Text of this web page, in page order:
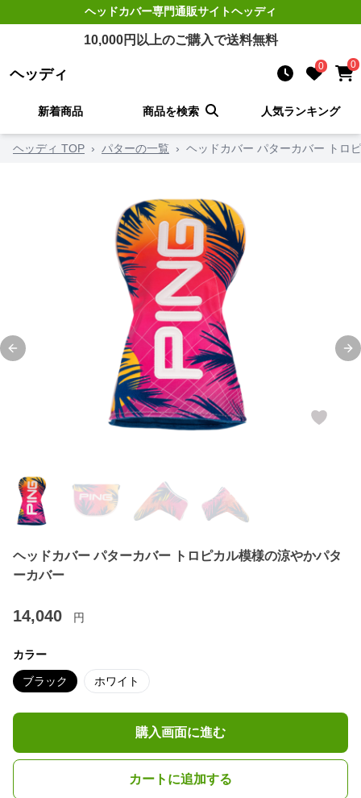
ヘッドカバー専門通販サイトヘッディ
10,000円以上のご購入で送料無料
ヘッディ 0 0
新着商品 商品を検索 人気ランキング
ヘッディ TOP › パターの一覧 › ヘッドカバー パターカバー トロ
Previous slide
ヘッドカバー パターカバー トロピカル模様の涼やかパタ
ーカバー
14,040 円
カラー
ブラック ホワイト
購入画面に進む
カートに追加する